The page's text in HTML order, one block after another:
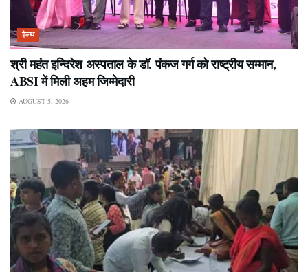
हेल्थ
श्री महंत इन्दिरेश अस्पताल के डॉ. पंकज गर्ग को राष्ट्रीय सम्मान,
ABSI में मिली अहम जिम्मेदारी
AUGUST 5, 2026